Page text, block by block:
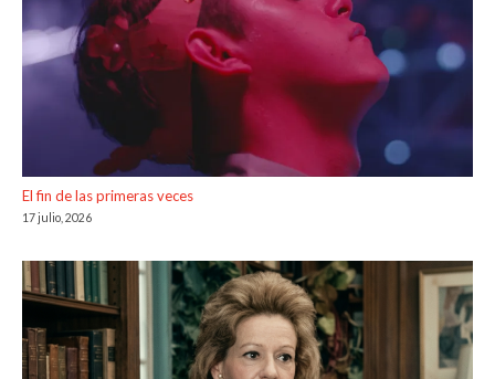
El fin de las primeras veces
17 julio, 2026